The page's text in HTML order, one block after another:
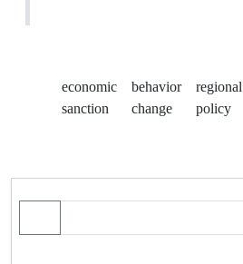
economic
sanction
behavior
change
regional
policy